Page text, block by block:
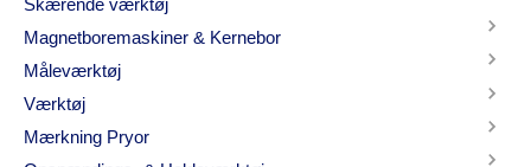
Magnetboremaskiner & Kernebor
Måleværktøj
Værktøj
Mærkning Pryor